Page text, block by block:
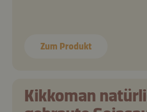
Zum Produkt
Kikkoman